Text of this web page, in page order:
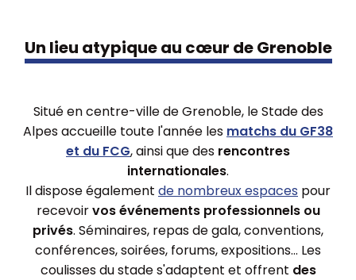
Un lieu atypique au cœur de Grenoble
Situé en centre-ville de Grenoble, le Stade des
Alpes accueille toute l'année les matchs du GF38
et du FCG, ainsi que des rencontres
internationales.
Il dispose également de nombreux espaces pour
recevoirvos événements professionnels ou
privés. Séminaires, repas de gala, conventions,
conférences, soirées, forums, expositions... Les
coulisses du stade s'adaptent et offrent des